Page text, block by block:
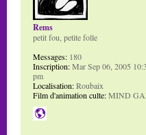
Rems
petit fou, petite folle
Messages: 180
Inscription:Mar Sep 06, 2005
pm
Localisation:Roubaix
Film d'animation culte:MIND